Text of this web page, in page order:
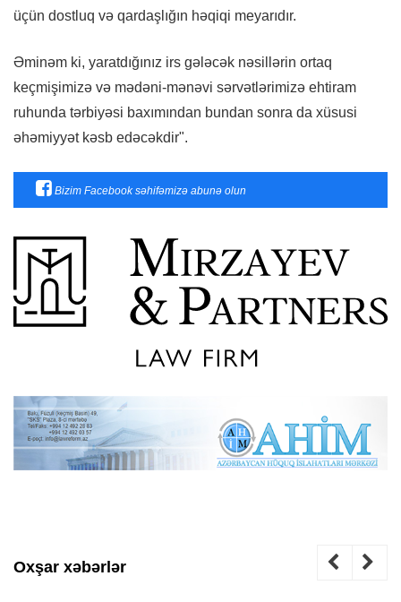
üçün dostluq və qardaşlığın həqiqi meyarıdır.
Əminəm ki, yaratdığınız irs gələcək nəsillərin ortaq
keçmişimizə və mədəni-mənəvi sərvətlərimizə ehtiram
ruhunda tərbiyəsi baxımından bundan sonra da xüsusi
əhəmiyyət kəsb edəcəkdir".
Bizim Facebook səhifəmizə abunə olun
Oxşar xəbərlər